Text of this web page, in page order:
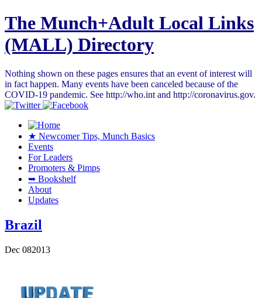
The Munch+Adult Local Links
(MALL) Directory
Nothing shown on these pages ensures that an event of interest will
in fact happen. Many events have been canceled because of the
COVID-19 pandemic. See http://who.int and http://coronavirus.gov.
★ Newcomer Tips, Munch Basics
Events
For Leaders
Promoters & Pimps
➥ Bookshelf
About
Updates
Brazil
Dec 082013